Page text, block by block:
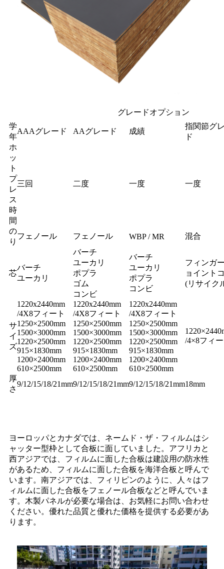
グレードオプション
学
年
AAAグレード AAグレード 成績
指関節グ
ド
ホ
ッ
ト
プ
レ
ス
時
間
三回 二度 一度 一度
の
り
フェノール フェノール WBP / MR 混合
芯
バーチ
ユーカリ
バーチ
ユーカリ
ポプラ
ゴム
コンビ
バーチ
ユーカリ
ポプラ
コンビ
フィンガ
ョイント
(リサイク
サ
イ
ズ
1220x2440mm
/4X8フィート
1250×2500mm
1500×3000mm
1220×2500mm
915×1830mm
1200×2400mm
610×2500mm
1220x2440mm
/4X8フィート
1250×2500mm
1500×3000mm
1220×2500mm
915×1830mm
1200×2400mm
610×2500mm
1220x2440mm
/4X8フィート
1250×2500mm
1500×3000mm
1220×2500mm
915×1830mm
1200×2400mm
610×2500mm
/4×8フィ
厚
さ
9/12/15/18/21mm9/12/15/18/21mm9/12/15/18/21mm18mm
ヨーロッパとカナダでは、ネームド・ザ・フィルムはシ
ャッター型枠として合板に面していました。アフリカと
西アジアでは、フィルムに面した合板は建設用の防水性
があるため、フィルムに面した合板を海洋合板と呼んで
います。南アジアでは、フィリピンのように、人々はフ
ィルムに面した合板をフェノール合板などと呼んでいま
す。木製パネルが必要な場合は、お気軽にお問い合わせ
ください。優れた品質と優れた価格を提供する必要があ
ります。